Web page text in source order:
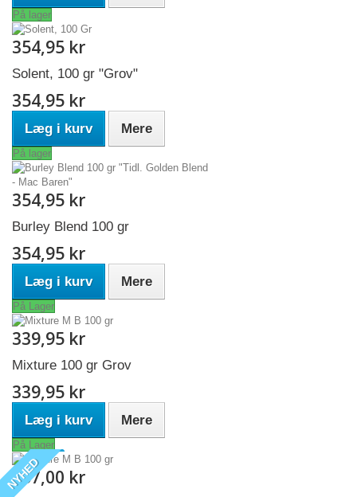
På lager
354,95 kr
Solent, 100 gr "Grov"
354,95 kr
Læg i kurv Mere
På lager
354,95 kr
Burley Blend 100 gr
354,95 kr
Læg i kurv Mere
På Lager
339,95 kr
Mixture 100 gr Grov
339,95 kr
Læg i kurv Mere
På Lager
357,00 kr
NYHED